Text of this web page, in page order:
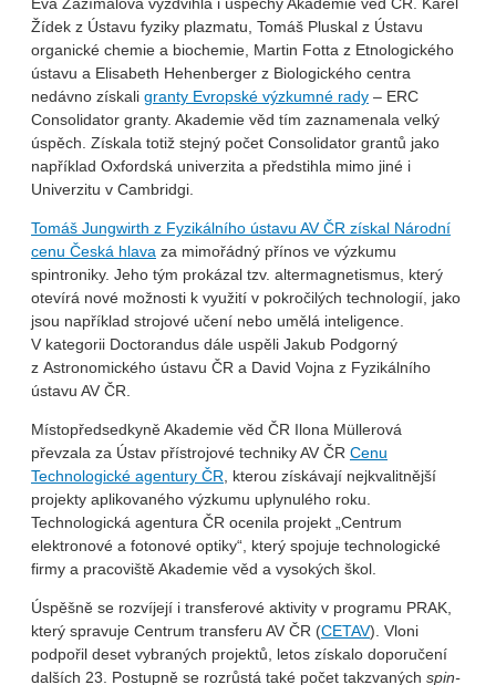
Žídek z Ústavu fyziky plazmatu, Tomáš Pluskal z Ústavu
organické chemie a biochemie, Martin Fotta z Etnologického
ústavu a Elisabeth Hehenberger z Biologického centra
nedávno získali granty Evropské výzkumné rady – ERC
Consolidator granty. Akademie věd tím zaznamenala velký
úspěch. Získala totiž stejný počet Consolidator grantů jako
například Oxfordská univerzita a předstihla mimo jiné i
Univerzitu v Cambridgi.
Tomáš Jungwirth z Fyzikálního ústavu AV ČR získal Národní
cenu Česká hlava za mimořádný přínos ve výzkumu
spintroniky. Jeho tým prokázal tzv. altermagnetismus, který
otevírá nové možnosti k využití v pokročilých technologií, jako
jsou například strojové učení nebo umělá inteligence.
V kategorii Doctorandus dále uspěli Jakub Podgorný
z Astronomického ústavu ČR a David Vojna z Fyzikálního
ústavu AV ČR.
Místopředsedkyně Akademie věd ČR Ilona Müllerová
převzala za Ústav přístrojové techniky AV ČR Cenu
Technologické agentury ČR , kterou získávají nejkvalitnější
projekty aplikovaného výzkumu uplynulého roku.
Technologická agentura ČR ocenila projekt „Centrum
elektronové a fotonové optiky“, který spojuje technologické
firmy a pracoviště Akademie věd a vysokých škol.
Úspěšně se rozvíjejí i transferové aktivity v programu PRAK,
který spravuje Centrum transferu AV ČR (CETAV). Vloni
podpořil deset vybraných projektů, letos získalo doporučení
dalších 23. Postupně se rozrůstá také počet takzvaných spin-